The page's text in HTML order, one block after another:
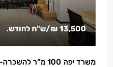
13,500 ₪ /ש"ח לחודש.
משרד יפה 100 מ”ר להשכרה- צומת השלום